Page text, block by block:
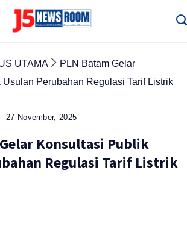
UTAMA
PLN Batam Gelar
Perubahan Regulasi Tarif Listrik
27 November, 2025
Konsultasi Publik
Regulasi Tarif Listrik